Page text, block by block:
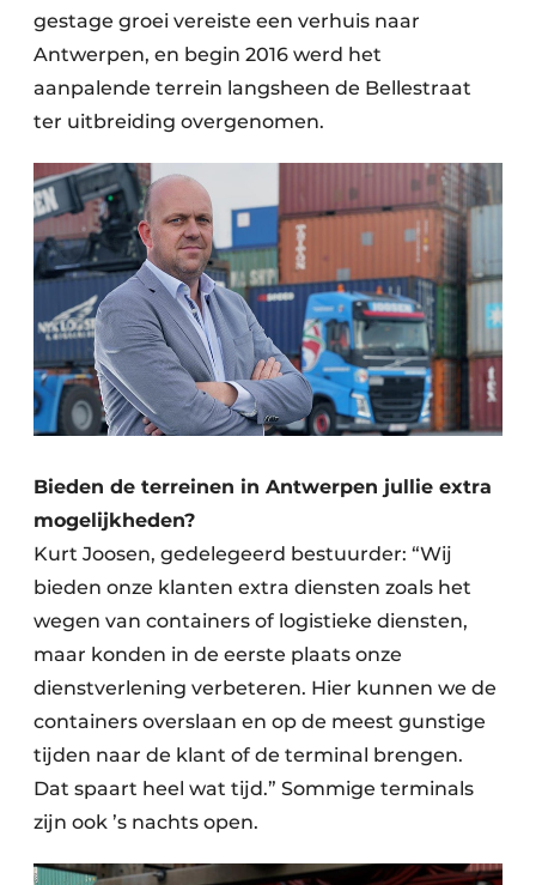
gestage groei vereiste een verhuis naar
Antwerpen, en begin 2016 werd het
aanpalende terrein langsheen de Bellestraat
ter uitbreiding overgenomen.
Bieden de terreinen in Antwerpen jullie extra
mogelijkheden?
Kurt Joosen, gedelegeerd bestuurder: “Wij
bieden onze klanten extra diensten zoals het
wegen van containers of logistieke diensten,
maar konden in de eerste plaats onze
dienstverlening verbeteren. Hier kunnen we de
containers overslaan en op de meest gunstige
tijden naar de klant of de terminal brengen.
Dat spaart heel wat tijd.” Sommige terminals
zijn ook ’s nachts open.